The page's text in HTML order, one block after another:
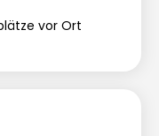
vor Ort